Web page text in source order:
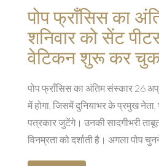
पोप फ्राँसिस का
शनिवार को सेंट
वेटिकन शुरू कर चुका
पोप फ्राँसिस का अंतिम संस्कार 26
में होगा, जिसमें दुनियाभर के प्रमुख नेता,
पत्रकार जुटेंगे। उनकी सादगीभरी
विनम्रता को दर्शाती है। अगला पोप